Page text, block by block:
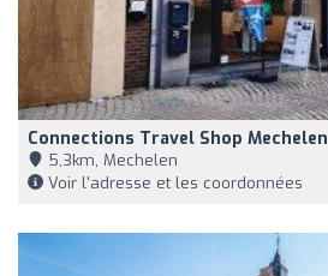
Connections Travel Shop Mechelen
5,3km, Mechelen
Voir l'adresse et les coordonnées